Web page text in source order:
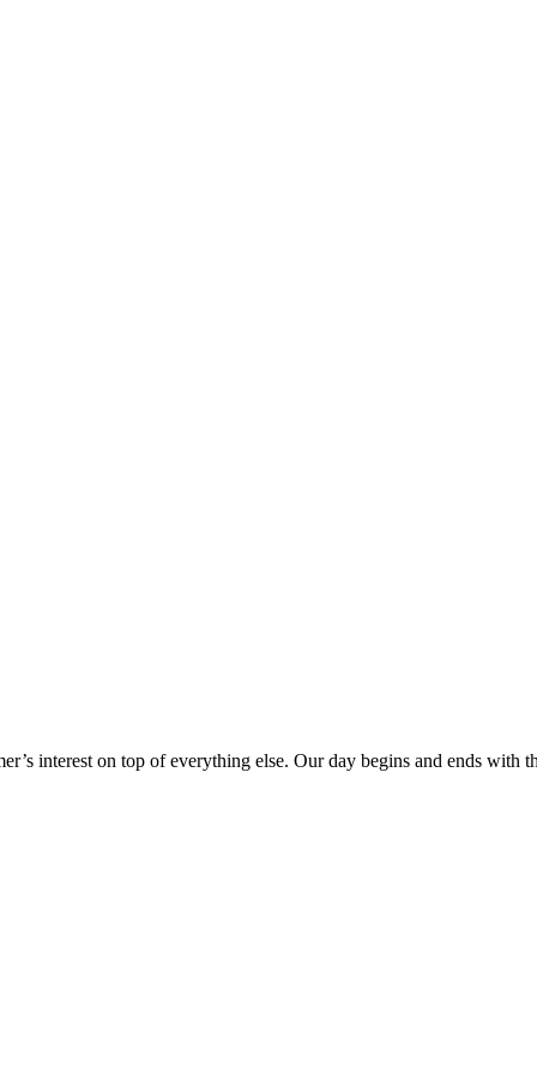
interest on top of everything else. Our day begins and ends